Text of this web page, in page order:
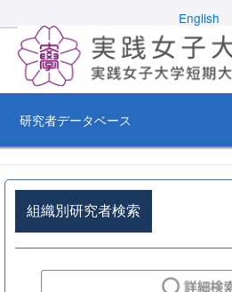
English
研究者データベース
組織別研究者検索